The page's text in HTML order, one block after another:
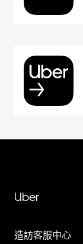
Uber
造訪客服中心